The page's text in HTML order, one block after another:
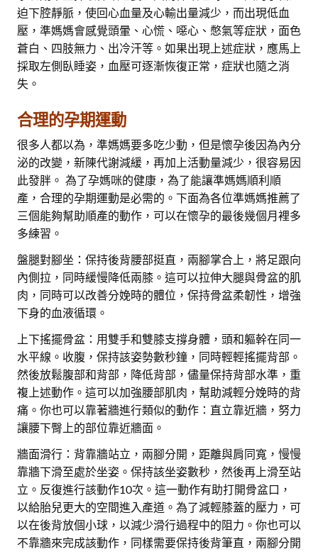
迫下腔靜脈，使回心血量及心輸出量減少，而出現低血
壓，準媽媽會感覺頭暈、心慌、噁心、憋氣等症狀，面色
蒼白、四肢無力、出冷汗等。如果出現上述症狀，應馬上
採取左側臥睡姿，血壓可逐漸恢復正常，症狀也隨之消
失。
合理的孕期運動
很多人都以為，準媽媽要多吃少動，但是懷孕後因為內分
泌的改變，新陳代謝減緩，再加上活動量減少，很容易因
此發胖。 為了孕媽咪的健康，為了能讓準媽媽順利順
產，合理的孕期運動是必需的。下面為各位準媽媽推薦了
三個能夠幫助順產的動作，可以在懷孕的最後幾個月裡多
多練習。
盤腿對腳坐：保持後背腰部挺直，兩腳掌合上，將足跟向
內側拉，同時緩慢降低兩膝。這可以拉伸大腿與骨盆的肌
肉，同時可以改善分娩時的體位，保持骨盆柔韌性，增強
下身的血液循環。
上下搖擺骨盆：用雙手和雙膝支撐身體，頭和軀幹在同一
水平線。收腹，保持該姿勢數秒鐘，同時輕輕搖擺背部。
然後放鬆腹部和背部，降低背部，儘量保持背部水準，重
複上述動作。這可以加強腰部肌肉，幫助減輕分娩時的背
痛。你也可以靠著牆進行類似的動作：直立靠近牆，努力
讓腰下臀上的部位靠近牆面。
牆面滑行：背靠牆站立，兩腳分開，距離與肩同寬，慢慢
靠牆下滑至處於坐姿。保持該坐姿數秒，然後再上滑至站
立。反復進行該動作10次。這一動作有助打開骨盆口，
以給胎兒更大的空間進入產道。為了減輕膝蓋的壓力，可
以在後背放個小球，以減少滑行過程中的阻力。你也可以
不靠牆來完成該動作，同樣需要保持後背筆直，兩腳分開